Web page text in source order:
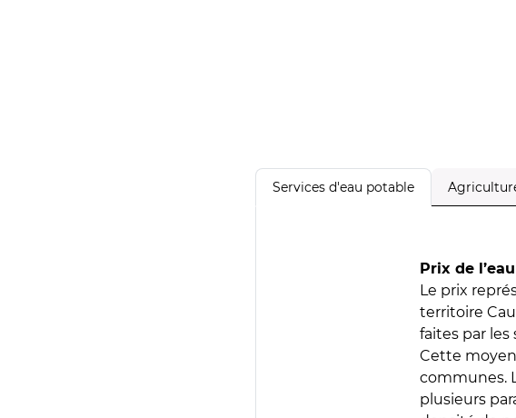
Services d'eau potable
Prix de l’eau
Le prix
territoire
faites par les
Cette
communes.
plusieurs